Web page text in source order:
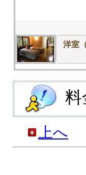
洋室
料
上へ